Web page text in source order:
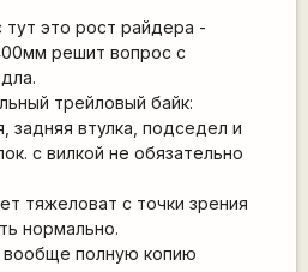
это рост райдера -
решит вопрос с
трейловый байк:
задняя втулка, подседел и
с вилкой не обязательно
тяжеловат с точки зрения
нормально.
вообще полную копию